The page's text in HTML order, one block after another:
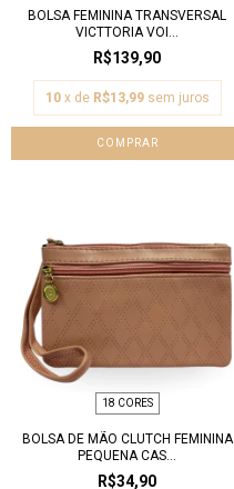
BOLSA FEMININA TRANSVERSAL
VICTTORIA VOI...
R$139,90
10 x de R$13,99 sem juros
COMPRAR
18 CORES
BOLSA DE MÃO CLUTCH FEMININA
PEQUENA CAS...
R$34,90